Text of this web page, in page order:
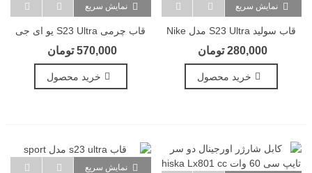
نمایش سریع
قاب سولید S23 Ultra مدل Nike
280,000 تومان
خرید محصول
نمایش سریع
قاب چرمی S23 Ultra یو ای جی
570,000 تومان
خرید محصول
نمایش سریع